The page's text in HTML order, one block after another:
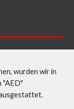
wurden wir in
"AED"